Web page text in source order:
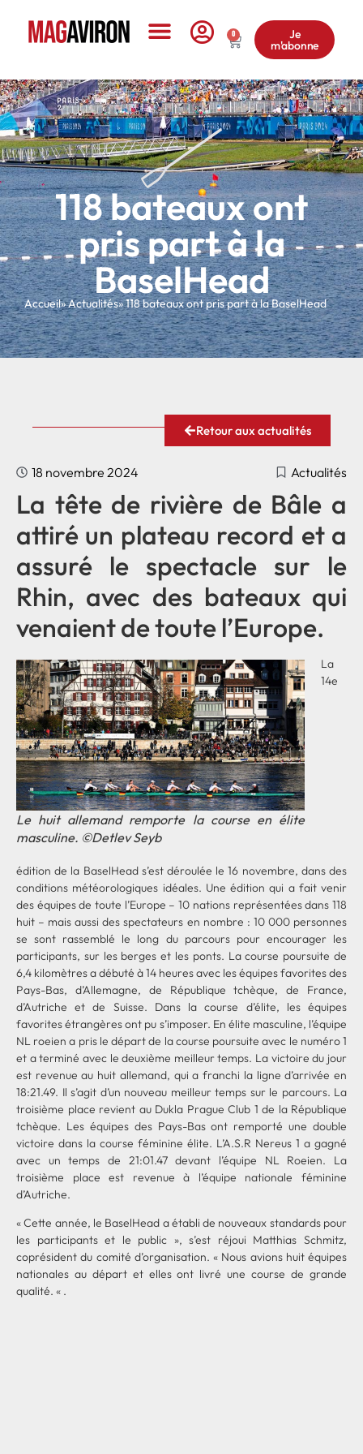
0 Je
m'abonne
118 bateaux ont
pris part à la
BaselHead
Accueil» Actualités» 118 bateaux ont pris part à la BaselHead
Retour aux actualités
18 novembre 2024 Actualités
La tête de rivière de Bâle a
attiré un plateau record et a
assuré le spectacle sur le
Rhin, avec des bateaux qui
venaient de toute l’Europe.
Le huit allemand remporte la course en élite
masculine. ©Detlev Seyb
La
14e
édition de la BaselHead s’est déroulée le 16 novembre, dans des
conditions météorologiques idéales. Une édition qui a fait venir
des équipes de toute l’Europe – 10 nations représentées dans 118
huit – mais aussi des spectateurs en nombre : 10 000 personnes
se sont rassemblé le long du parcours pour encourager les
participants, sur les berges et les ponts. La course poursuite de
6,4 kilomètres a débuté à 14 heures avec les équipes favorites des
Pays-Bas, d’Allemagne, de République tchèque, de France,
d’Autriche et de Suisse. Dans la course d’élite, les équipes
favorites étrangères ont pu s’imposer. En élite masculine, l’équipe
NL roeien a pris le départ de la course poursuite avec le numéro 1
et a terminé avec le deuxième meilleur temps. La victoire du jour
est revenue au huit allemand, qui a franchi la ligne d’arrivée en
18:21.49. Il s’agit d’un nouveau meilleur temps sur le parcours. La
troisième place revient au Dukla Prague Club 1 de la République
tchèque. Les équipes des Pays-Bas ont remporté une double
victoire dans la course féminine élite. L’A.S.R Nereus 1 a gagné
avec un temps de 21:01.47 devant l’équipe NL Roeien. La
troisième place est revenue à l’équipe nationale féminine
d’Autriche.
« Cette année, le BaselHead a établi de nouveaux standards pour
les participants et le public », s’est réjoui Matthias Schmitz,
coprésident du comité d’organisation. « Nous avions huit équipes
nationales au départ et elles ont livré une course de grande
qualité. « .